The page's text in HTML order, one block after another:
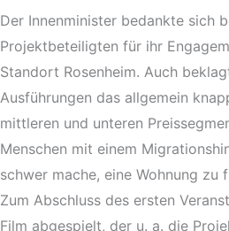
Der Innenminister bedankte sich
Projektbeteiligten für ihr
Standort Rosenheim. Auch
Ausführungen das allgemein
mittleren und unteren
Menschen mit einem
schwer mache, eine Wohnung zu
Zum Abschluss des ersten
Film abgespielt, der u. a. die